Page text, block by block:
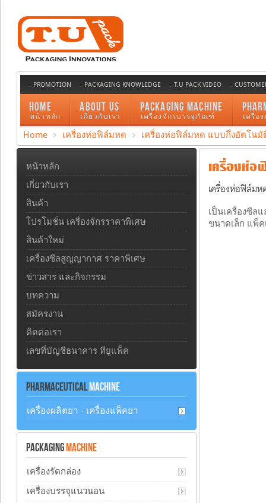
PROMOTION PACKAGING KNOWLEDGE T.U PACK VIDEO
HOME
หน้าหลัก
ABOUT US
เกี่ยวกับเรา
PACKAGING MACHINE
เครื่องจักรบรรจุภัณฑ์ เครื่อ
Home เครื่องห่อฟิล์มหด เครื่องห่อฟิล์มหด แบบกึ่งอัตโนมั
เครื่องห่อ
เครื่องห่อฟิล์ม
เป็นเครื่องซีล
ขนาดเล็ก แพ็
หน้าหลัก
เกี่ยวกับเรา
สินค้า
โปรโมชั่น เครื่องจักรราคาพิเศษ
สินค้าใหม่
เครื่องซีลสูญญากาศ ราคาพิเศษ
ข่าวสาร และกิจกรรม
บทความ
สมัครงาน
ติดต่อเรา
เลขที่บัญชีธนาคาร ทียูแพ็ค
PHARMACEUTICALMACHINE
เครื่องผลิตยา - เครื่องแพ็คยา
PACKAGING MACHINE
เครื่องรัดกล่อง
เครื่องบรรจุแนวนอน